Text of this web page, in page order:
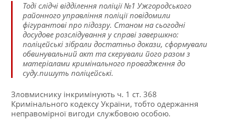
Тоді слідчі відділення поліції №1 Ужгородського
районного управління поліції повідомили
фігурантові про підозру. Станом на сьогодні
досудове розслідування у справі завершкно:
поліцейські зібрали достатньо докази, сформували
обвинувальний акт та скерували його разом з
матеріалами кримінального провадження до
суду.пишуть поліцейські.
Зловмиснику інкримінують ч. 1 ст. 368
Кримінального кодексу України, тобто одержання
неправомірної вигоди службовою особою.